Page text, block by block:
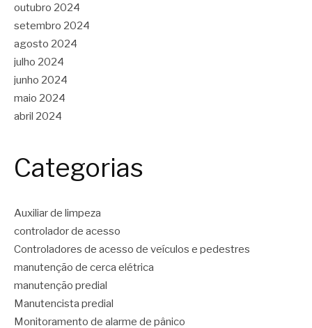
outubro 2024
setembro 2024
agosto 2024
julho 2024
junho 2024
maio 2024
abril 2024
Categorias
Auxiliar de limpeza
controlador de acesso
Controladores de acesso de veículos e pedestres
manutenção de cerca elétrica
manutenção predial
Manutencista predial
Monitoramento de alarme de pânico